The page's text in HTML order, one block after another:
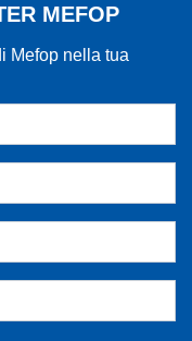
MEFOP
Mefop nella tua